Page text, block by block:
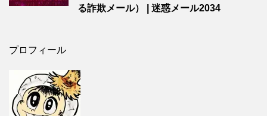
る詐欺メール） | 迷惑メール2034
プロフィール